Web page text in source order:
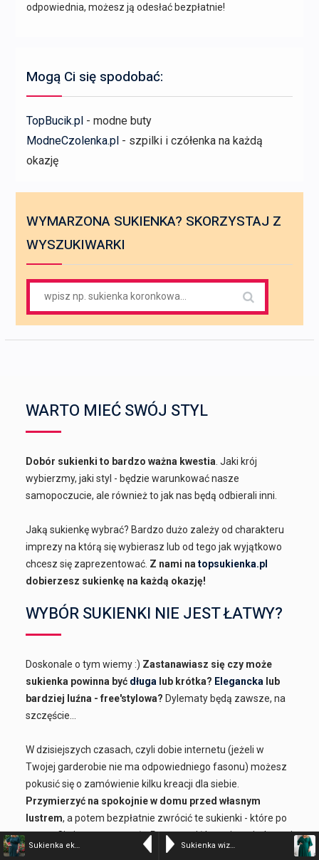
Sukienka ekskluzywna ołówkowa z dekoltem łezką INGRIDA butelkowa zieleń Sukienka wizytowa odcinana pod biustem TYCJANA butelkowa zieleń PROMOCJA
odpowiednia, możesz ją odesłać bezpłatnie!
Mogą Ci się spodobać:
TopBucik.pl- modne buty
ModneCzolenka.pl- szpilki i czółenka na każdą
okazję
WYMARZONA SUKIENKA? SKORZYSTAJ Z
WYSZUKIWARKI
WARTO MIEĆ SWÓJ STYL
Dobór sukienki to bardzo ważna kwestia . Jaki krój
wybierzmy, jaki styl - będzie warunkować nasze
samopoczucie, ale również to jak nas będą odbierali inni.
Jaką sukienkę wybrać? Bardzo dużo zależy od charakteru
imprezy na którą się wybierasz lub od tego jak wyjątkowo
chcesz się zaprezentować. Z nami natopsukienka.pl
dobierzesz sukienkę na każdą okazję!
WYBÓR SUKIENKI NIE JEST ŁATWY?
Doskonale o tym wiemy :) Zastanawiasz się czy może
sukienka powinna być długa lub krótka? Elegancka lub
bardziej luźna - free'stylowa? Dylematy będą zawsze, na
szczęście...
W dzisiejszych czasach, czyli dobie internetu (jeżeli w
Twojej garderobie nie ma odpowiedniego fasonu) możesz
pokusić się o zamówienie kilku kreacji dla siebie.
Przymierzyć na spokojnie w domu przed własnym
lustrem, a potem bezpłatnie zwrócić te sukienki - które po
prostu Ci nie przypasowały. Pozostawić kreacje wyjątkowe i